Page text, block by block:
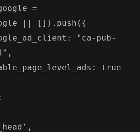
|| []).push({
enable_page_level_ads: true